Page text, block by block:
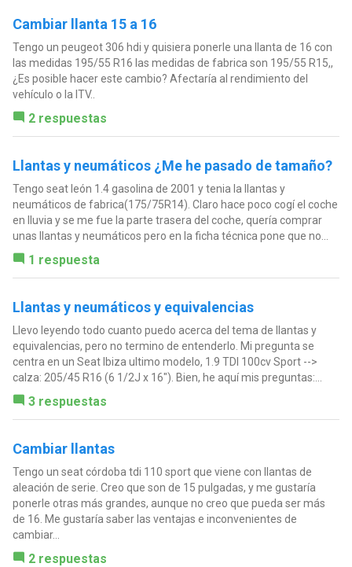
Cambiar llanta 15 a 16
Tengo un peugeot 306 hdi y quisiera ponerle una llanta de 16 con
las medidas 195/55 R16 las medidas de fabrica son 195/55 R15,,
¿Es posible hacer este cambio? Afectaría al rendimiento del
vehículo o la ITV..
2 respuestas
Llantas y neumáticos ¿Me he pasado de tamaño?
Tengo seat león 1.4 gasolina de 2001 y tenia la llantas y
neumáticos de fabrica(175/75R14). Claro hace poco cogí el coche
en lluvia y se me fue la parte trasera del coche, quería comprar
unas llantas y neumáticos pero en la ficha técnica pone que no...
1 respuesta
Llantas y neumáticos y equivalencias
Llevo leyendo todo cuanto puedo acerca del tema de llantas y
equivalencias, pero no termino de entenderlo. Mi pregunta se
centra en un Seat Ibiza ultimo modelo, 1.9 TDI 100cv Sport -->
calza: 205/45 R16 (6 1/2J x 16"). Bien, he aquí mis preguntas:...
3 respuestas
Cambiar llantas
Tengo un seat córdoba tdi 110 sport que viene con llantas de
aleación de serie. Creo que son de 15 pulgadas, y me gustaría
ponerle otras más grandes, aunque no creo que pueda ser más
de 16. Me gustaría saber las ventajas e inconvenientes de
cambiar...
2 respuestas